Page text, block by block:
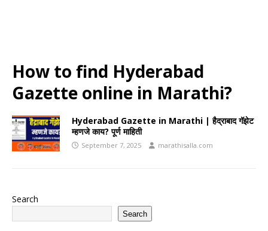
How to find Hyderabad
Gazette online in Marathi?
Hyderabad Gazette in Marathi | हैद्राबाद गॅझेट
म्हणजे काय? पूर्ण माहिती
September 7, 2025 marathisalla.com
Search
Search